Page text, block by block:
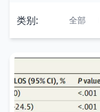
类别: 全部